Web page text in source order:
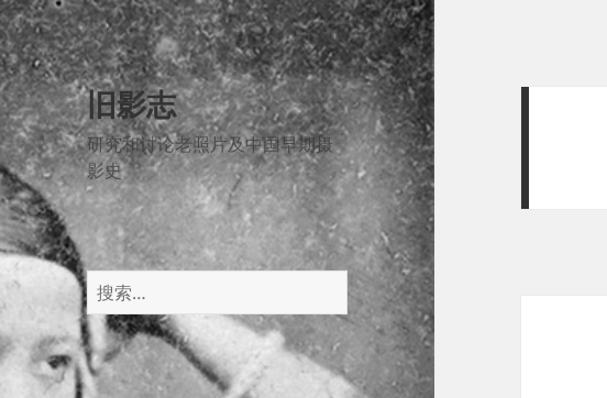
旧影志
研究和讨论老照片及中国早期摄
影史
搜
索：